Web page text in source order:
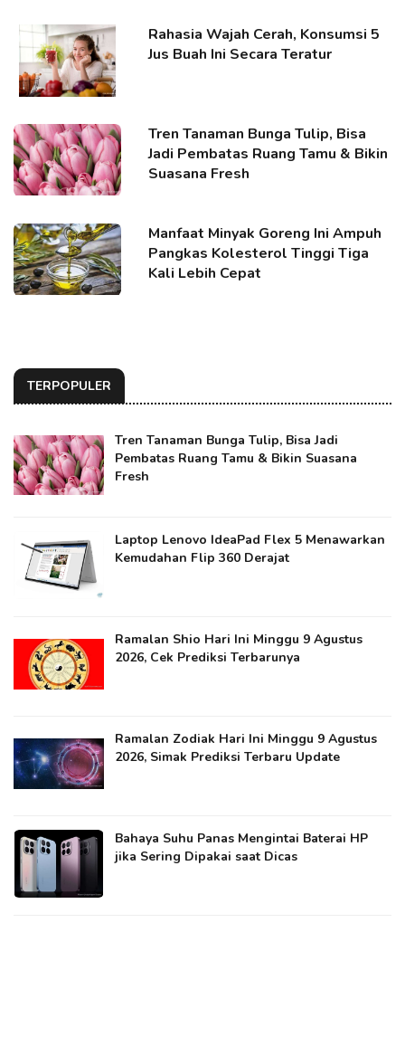
Rahasia Wajah Cerah, Konsumsi 5
Jus Buah Ini Secara Teratur
Tren Tanaman Bunga Tulip, Bisa
Jadi Pembatas Ruang Tamu & Bikin
Suasana Fresh
Manfaat Minyak Goreng Ini Ampuh
Pangkas Kolesterol Tinggi Tiga
Kali Lebih Cepat
TERPOPULER
Tren Tanaman Bunga Tulip, Bisa Jadi
Pembatas Ruang Tamu & Bikin Suasana
Fresh
Laptop Lenovo IdeaPad Flex 5 Menawarkan
Kemudahan Flip 360 Derajat
Ramalan Shio Hari Ini Minggu 9 Agustus
2026, Cek Prediksi Terbarunya
Ramalan Zodiak Hari Ini Minggu 9 Agustus
2026, Simak Prediksi Terbaru Update
Bahaya Suhu Panas Mengintai Baterai HP
jika Sering Dipakai saat Dicas